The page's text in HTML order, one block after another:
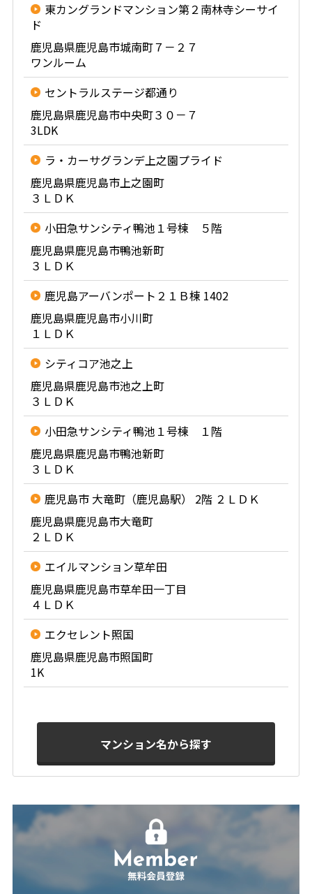
東カングランドマンション第２南林寺シーサイ
ド
鹿児島県鹿児島市城南町７－２７
ワンルーム
セントラルステージ都通り
鹿児島県鹿児島市中央町３０－７
3LDK
ラ・カーサグランデ上之園プライド
鹿児島県鹿児島市上之園町
３ＬＤＫ
小田急サンシティ鴨池１号棟 ５階
鹿児島県鹿児島市鴨池新町
３ＬＤＫ
鹿児島アーバンポート２１Ｂ棟 1402
鹿児島県鹿児島市小川町
１ＬＤＫ
シティコア池之上
鹿児島県鹿児島市池之上町
３ＬＤＫ
小田急サンシティ鴨池１号棟 １階
鹿児島県鹿児島市鴨池新町
３ＬＤＫ
鹿児島市 大竜町（鹿児島駅） 2階 ２ＬＤＫ
鹿児島県鹿児島市大竜町
２ＬＤＫ
エイルマンション草牟田
鹿児島県鹿児島市草牟田一丁目
４ＬＤＫ
エクセレント照国
鹿児島県鹿児島市照国町
1K
マンション名から探す